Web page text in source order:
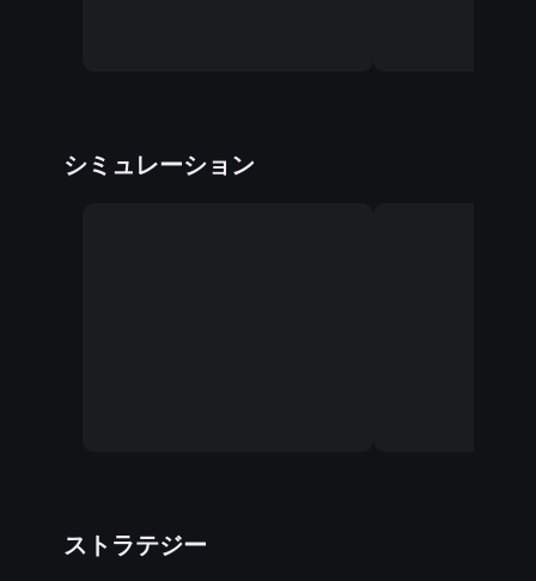
シミュレーション
ストラテジー